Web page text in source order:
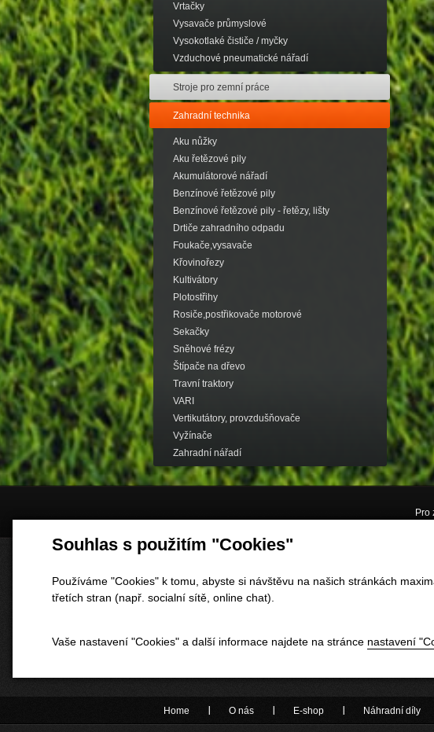
Souhlas s použitím "Cookies"
Používáme "Cookies" k tomu, abyste si návštěvu na našich stránkách
třetích stran (např. socialní sítě, online chat).
Vaše nastavení "Cookies" a další informace najdete na stránce nastavení
Vrtačky
Vysavače průmyslové
Vysokotlaké čističe / myčky
Vzduchové pneumatické nářadí
Stroje pro zemní práce
Zahradní technika
Aku nůžky
Aku řetězové pily
Akumulátorové nářadí
Benzínové řetězové pily
Benzínové řetězové pily - řetězy, lišty
Drtiče zahradního odpadu
Foukače,vysavače
Křovinořezy
Kultivátory
Plotostřihy
Rosiče,postřikovače motorové
Sekačky
Sněhové frézy
Štípače na dřevo
Travní traktory
VARI
Vertikutátory, provzdušňovače
Vyžínače
Zahradní nářadí
Pro
Home O nás E-shop Náhradní díly